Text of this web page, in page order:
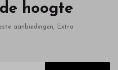
hoogte
aanbiedingen, Extra